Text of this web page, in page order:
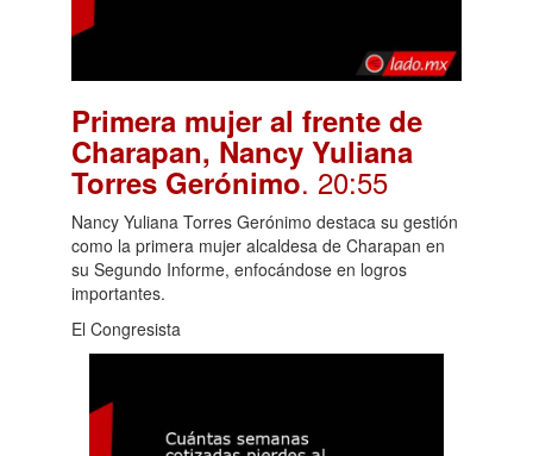
Primera mujer al frente de
Charapan, Nancy Yuliana
Torres Gerónimo. 20:55
Nancy Yuliana Torres Gerónimo destaca su gestión
como la primera mujer alcaldesa de Charapan en
su Segundo Informe, enfocándose en logros
importantes.
El Congresista